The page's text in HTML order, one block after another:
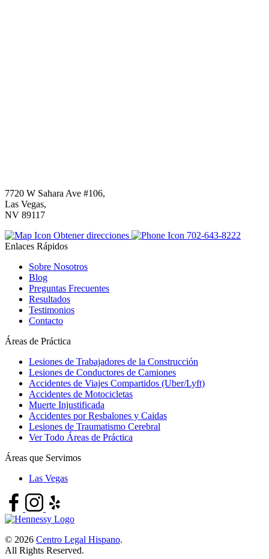
7720 W Sahara Ave #106,
Las Vegas,
NV 89117
Obtener direcciones
702-643-8222
Enlaces Rápidos
Sobre Nosotros
Blog
Preguntas Frecuentes
Resultados
Testimonios
Contacto
Áreas de Práctica
Lesiones de Trabajadores de la Construcción
Lesiones de Conductores de Camiones
Accidentes de Viajes Compartidos (Uber/Lyft)
Accidentes de Motocicletas
Muerte Injustificada
Accidentes por Resbalones y Caidas
Lesiones de Traumatismo Cerebral
Ver Todo Áreas de Práctica
Áreas que Servimos
Las Vegas
© 2026 Centro Legal Hispano.
All Rights Reserved.